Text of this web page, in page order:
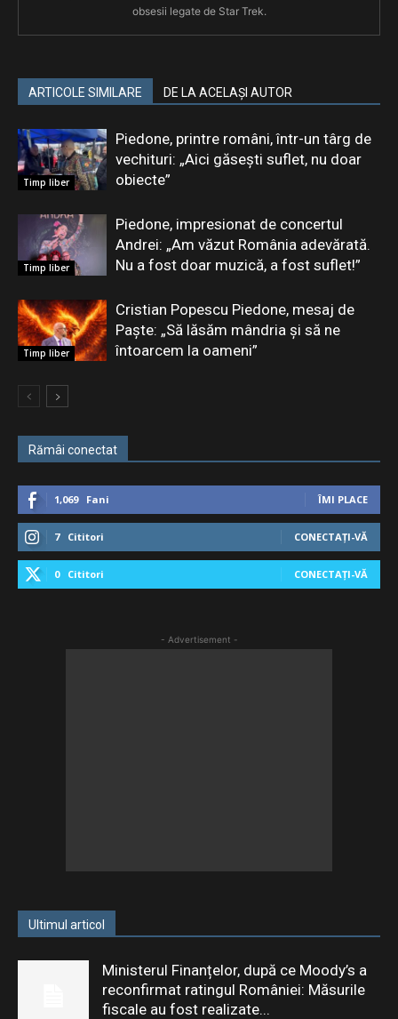
obsesii legate de Star Trek.
ARTICOLE SIMILARE DE LA ACELAȘI AUTOR
Timp liber
Piedone, printre români, într-un târg de
vechituri: „Aici găsești suflet, nu doar
obiecte”
Timp liber
Piedone, impresionat de concertul
Andrei: „Am văzut România adevărată.
Nu a fost doar muzică, a fost suflet!”
Timp liber
Cristian Popescu Piedone, mesaj de
Paște: „Să lăsăm mândria și să ne
întoarcem la oameni”
Rămâi conectat
1,069 Fani ÎMI PLACE
7 Cititori CONECTAȚI-VĂ
0 Cititori CONECTAȚI-VĂ
- Advertisement -
Ultimul articol
Ministerul Finanțelor, după ce Moody’s a
reconfirmat ratingul României: Măsurile
fiscale au fost realizate...